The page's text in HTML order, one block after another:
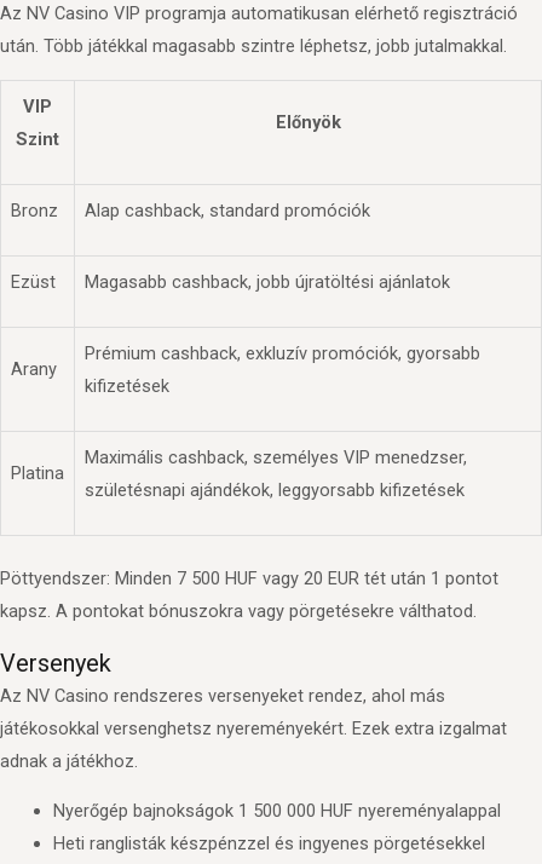
Az NV Casino VIP programja automatikusan elérhető regisztráció
után. Több játékkal magasabb szintre léphetsz, jobb jutalmakkal.
VIP
Szint
Előnyök
Bronz Alap cashback, standard promóciók
Ezüst Magasabb cashback, jobb újratöltési ajánlatok
Arany
Prémium cashback, exkluzív promóciók, gyorsabb
kifizetések
Platina
Maximális cashback, személyes VIP menedzser,
születésnapi ajándékok, leggyorsabb kifizetések
Pöttyendszer: Minden 7 500 HUF vagy 20 EUR tét után 1 pontot
kapsz. A pontokat bónuszokra vagy pörgetésekre válthatod.
Versenyek
Az NV Casino rendszeres versenyeket rendez, ahol más
játékosokkal versenghetsz nyereményekért. Ezek extra izgalmat
adnak a játékhoz.
Nyerőgép bajnokságok 1 500 000 HUF nyereményalappal
Heti ranglisták készpénzzel és ingyenes pörgetésekkel